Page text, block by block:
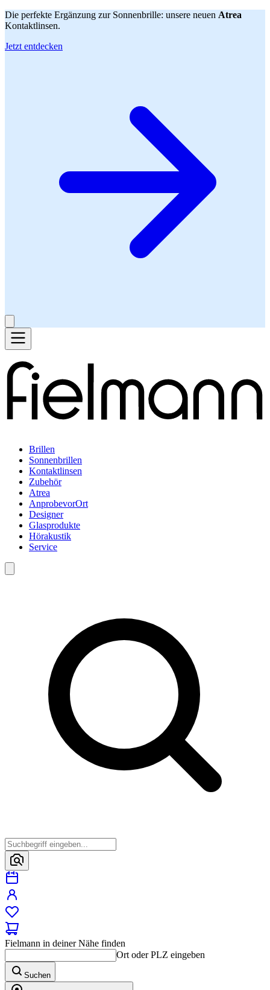
Die perfekte Ergänzung zur Sonnenbrille: unsere neuen Atrea
Kontaktlinsen.
Jetzt entdecken
Brillen
Sonnenbrillen
Kontaktlinsen
Zubehör
Atrea
AnprobevorOrt
Designer
Glasprodukte
Hörakustik
Service
Fielmann in deiner Nähe finden
Ort oder PLZ eingeben
Suchen